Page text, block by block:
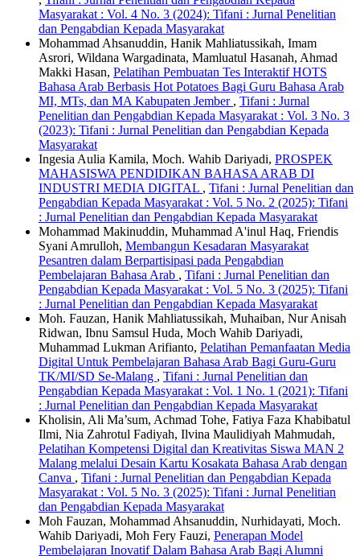
Masyarakat : Vol. 4 No. 3 (2024): Tifani : Jurnal Penelitian
dan Pengabdian Kepada Masyarakat
Mohammad Ahsanuddin, Hanik Mahliatussikah, Imam
Asrori, Wildana Wargadinata, Mamluatul Hasanah, Ahmad
Makki Hasan, Pelatihan Pembuatan Tes Interaktif HOTS
Bahasa Arab Berbasis Hot Potatoes Bagi Guru Bahasa Arab
MI, MTs, dan MA Kabupaten Jember , Tifani : Jurnal
Penelitian dan Pengabdian Kepada Masyarakat : Vol. 3 No. 3
(2023): Tifani : Jurnal Penelitian dan Pengabdian Kepada
Masyarakat
Ingesia Aulia Kamila, Moch. Wahib Dariyadi, PROSPEK
MAHASISWA PENDIDIKAN BAHASA ARAB DI
INDUSTRI MEDIA DIGITAL , Tifani : Jurnal Penelitian dan
Pengabdian Kepada Masyarakat : Vol. 5 No. 2 (2025): Tifani
: Jurnal Penelitian dan Pengabdian Kepada Masyarakat
Mohammad Makinuddin, Muhammad A'inul Haq, Friendis
Syani Amrulloh, Membangun Kesadaran Masyarakat
Pesantren dalam Berpartisipasi pada Pengabdian
Pembelajaran Bahasa Arab , Tifani : Jurnal Penelitian dan
Pengabdian Kepada Masyarakat : Vol. 5 No. 3 (2025): Tifani
: Jurnal Penelitian dan Pengabdian Kepada Masyarakat
Moh. Fauzan, Hanik Mahliatussikah, Muhaiban, Nur Anisah
Ridwan, Ibnu Samsul Huda, Moch Wahib Dariyadi,
Muhammad Lukman Arifianto, Pelatihan Pemanfaatan Media
Digital Untuk Pembelajaran Bahasa Arab Bagi Guru-Guru
TK/MI/SD Se-Malang , Tifani : Jurnal Penelitian dan
Pengabdian Kepada Masyarakat : Vol. 1 No. 1 (2021): Tifani
: Jurnal Penelitian dan Pengabdian Kepada Masyarakat
Kholisin, Ali Ma’sum, Achmad Tohe, Fatiya Faza Khabibatul
Ilmi, Nia Zahrotul Fadiyah, Ilvina Maulidiyah Mahmudah,
Pelatihan Kompetensi Digital dan Kreativitas Siswa MAN 2
Malang melalui Desain Kartu Kosakata Bahasa Arab dengan
Canva , Tifani : Jurnal Penelitian dan Pengabdian Kepada
Masyarakat : Vol. 5 No. 3 (2025): Tifani : Jurnal Penelitian
dan Pengabdian Kepada Masyarakat
Moh Fauzan, Mohammad Ahsanuddin, Nurhidayati, Moch.
Wahib Dariyadi, Moh Fery Fauzi, Penerapan Model
Pembelajaran Inovatif Dalam Bahasa Arab Bagi Alumni